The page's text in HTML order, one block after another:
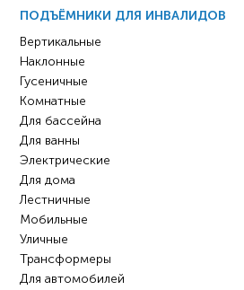
костюмы
ПОДЪЁМНИКИ ДЛЯ ИНВАЛИДОВ
Вертикальные
Наклонные
Гусеничные
Комнатные
Для бассейна
Для ванны
Электрические
Для дома
Лестничные
Мобильные
Уличные
Трансформеры
Для автомобилей